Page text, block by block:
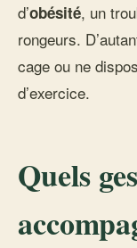
d’obésité, un
rongeurs.
cage ou ne
d’exercice.
Quels